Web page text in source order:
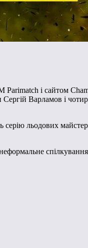
і сайтом
Варламов і
льодових
спілкування